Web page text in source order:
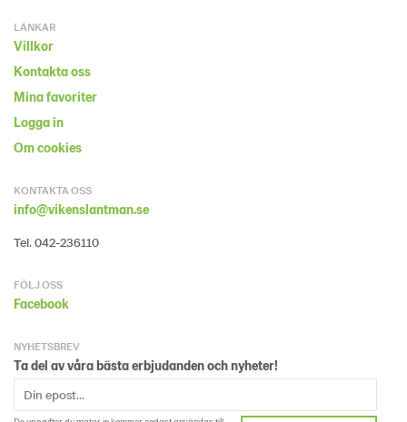
LÄNKAR
Villkor
Kontakta oss
Mina favoriter
Logga in
Om cookies
KONTAKTA OSS
info@vikenslantman.se
Tel. 042-236110
FÖLJ OSS
Facebook
NYHETSBREV
Ta del av våra bästa erbjudanden och nyheter!